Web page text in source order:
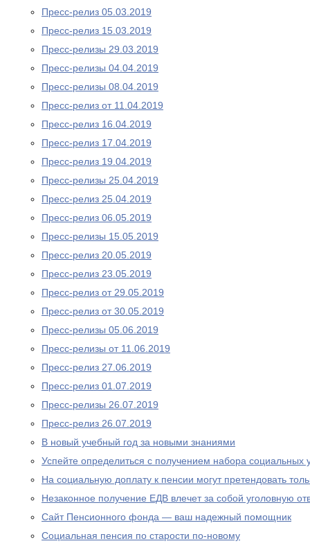
Пресс-релиз 05.03.2019
Пресс-релиз 15.03.2019
Пресс-релизы 29.03.2019
Пресс-релизы 04.04.2019
Пресс-релизы 08.04.2019
Пресс-релиз от 11.04.2019
Пресс-релиз 16.04.2019
Пресс-релиз 17.04.2019
Пресс-релиз 19.04.2019
Пресс-релизы 25.04.2019
Пресс-релиз 25.04.2019
Пресс-релиз 06.05.2019
Пресс-релизы 15.05.2019
Пресс-релиз 20.05.2019
Пресс-релиз 23.05.2019
Пресс-релиз от 29.05.2019
Пресс-релиз от 30.05.2019
Пресс-релизы 05.06.2019
Пресс-релизы от 11.06.2019
Пресс-релиз 27.06.2019
Пресс-релиз 01.07.2019
Пресс-релизы 26.07.2019
Пресс-релиз 26.07.2019
В новый учебный год за новыми знаниями
Успейте определиться с получением набора социальных
На социальную доплату к пенсии могут претендовать
Незаконное получение ЕДВ влечет за собой уголовную
Сайт Пенсионного фонда — ваш надежный помощник
Социальная пенсия по старости по-новому